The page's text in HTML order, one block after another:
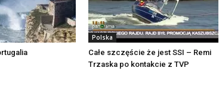
Polska
Całe szczęście że jest SSI – Remi
Trzaska po kontakcie z TVP